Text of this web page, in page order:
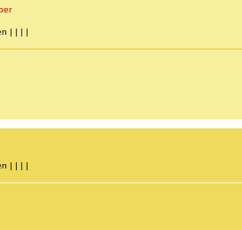
| | | |
| | | |